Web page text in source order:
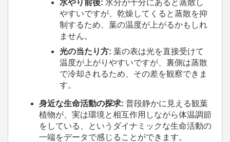
水やり前後: 水分が十分にあると蒸散し
やすいですが、乾燥してくると蒸散を抑
制するため、葉の温度が上がるかもしれ
ません。
光の当たり方: 葉の表は光を直接受けて
温度が上がりやすいですが、裏側は蒸散
で冷却されるため、その差を観察できま
す。
身近な生命活動の探求: 普段静かに見える観葉
植物が、実は環境と相互作用しながら体温調節
をしている、というダイナミックな生命活動の
一端をデータで感じることができます。